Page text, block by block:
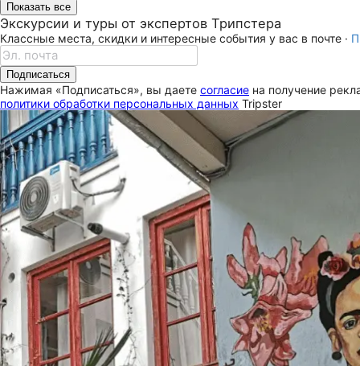
Показать все
Экскурсии и туры от экспертов Трипстера
Классные места, скидки и интересные события у вас в почте ·
Подписаться
Нажимая «Подписаться», вы даете согласие на получение
политики обработки персональных данных Tripster